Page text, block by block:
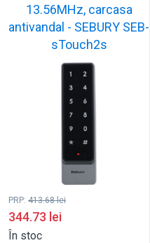
13.56MHz, carcasa
antivandal - SEBURY SEB-
sTouch2s
PRP: 413.68lei
344.73 lei
În stoc